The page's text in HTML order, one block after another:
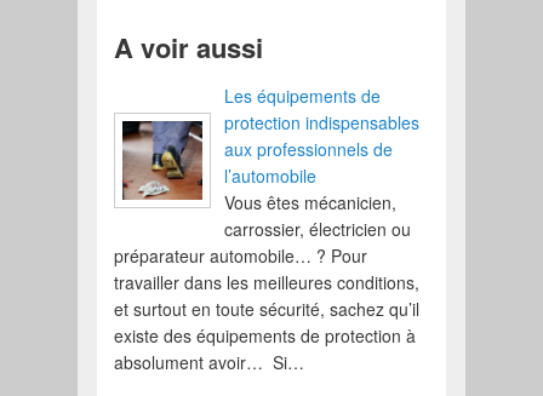
A voir aussi
Les équipements de
protection indispensables
aux professionnels de
l’automobile
Vous êtes mécanicien,
carrossier, électricien ou
préparateur automobile… ? Pour
travailler dans les meilleures conditions,
et surtout en toute sécurité, sachez qu’il
existe des équipements de protection à
absolument avoir… Si…